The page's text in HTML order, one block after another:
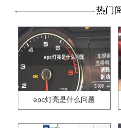
热门
epc灯亮是什么问题